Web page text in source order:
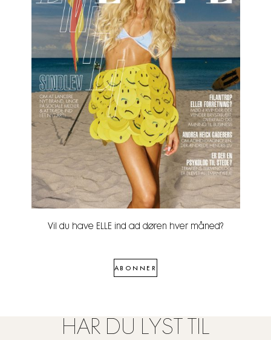
Vil du have ELLE ind ad døren hver måned?
ABONNER
HAR DU LYST TIL